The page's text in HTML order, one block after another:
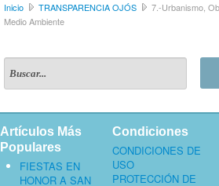
Inicio TRANSPARENCIA OJÓS
7.-Urbanismo,
Medio Ambiente
Artículos Más
Populares
FIESTAS EN
HONOR A SAN
Condiciones
CONDICIONES DE
USO
PROTECCIÓN DE